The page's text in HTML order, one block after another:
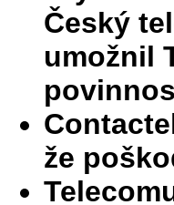
Český
umožnil
že